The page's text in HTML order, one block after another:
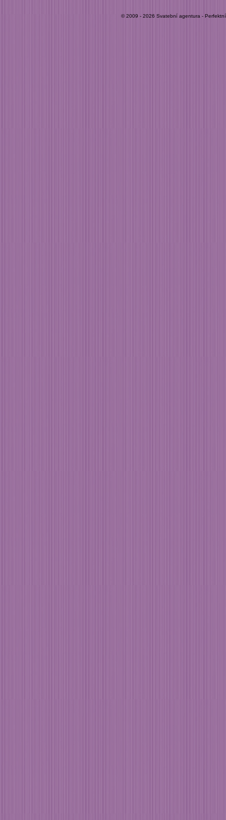
© 2009 - 2026 Svatební agentura -